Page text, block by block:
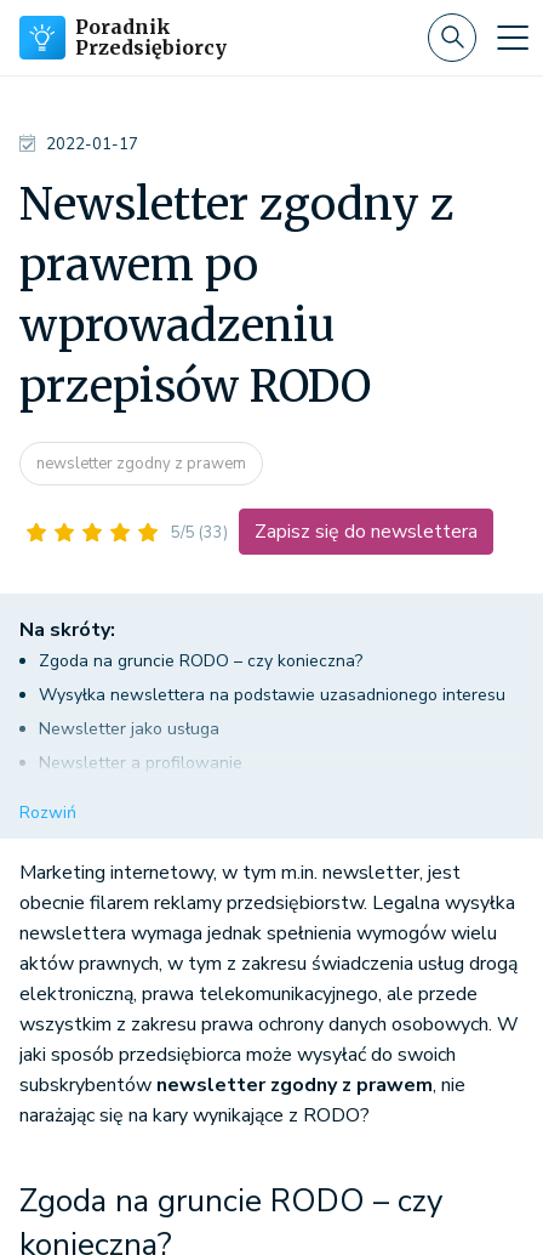
Poradnik
Przedsiębiorcy
2022-01-17
Newsletter zgodny z
prawem po
wprowadzeniu
przepisów RODO
newsletter zgodny z prawem
5/5 (33) Zapisz się do newslettera
Na skróty:
Zgoda na gruncie RODO – czy konieczna?
Wysyłka newslettera na podstawie uzasadnionego interesu
Newsletter jako usługa
Newsletter a profilowanie
Rozwiń
Marketing internetowy, w tym m.in. newsletter, jest
obecnie filarem reklamy przedsiębiorstw. Legalna wysyłka
newslettera wymaga jednak spełnienia wymogów wielu
aktów prawnych, w tym z zakresu świadczenia usług drogą
elektroniczną, prawa telekomunikacyjnego, ale przede
wszystkim z zakresu prawa ochrony danych osobowych. W
jaki sposób przedsiębiorca może wysyłać do swoich
subskrybentów newsletter zgodny z prawem, nie
narażając się na kary wynikające z RODO?
Zgoda na gruncie RODO – czy
konieczna?